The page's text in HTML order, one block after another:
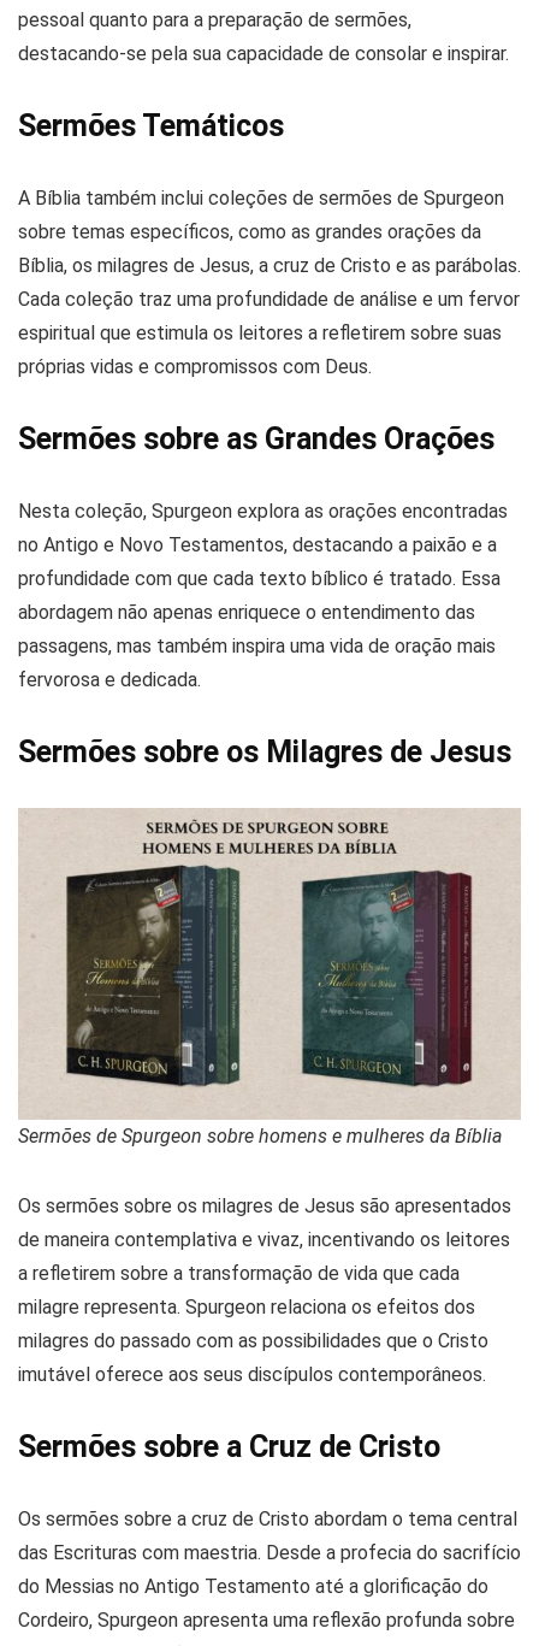
pessoal quanto para a preparação de sermões,
destacando-se pela sua capacidade de consolar e inspirar​​.
Sermões Temáticos
A Bíblia também inclui coleções de sermões de Spurgeon
sobre temas específicos, como as grandes orações da
Bíblia, os milagres de Jesus, a cruz de Cristo e as parábolas.
Cada coleção traz uma profundidade de análise e um fervor
espiritual que estimula os leitores a refletirem sobre suas
próprias vidas e compromissos com Deus.
Sermões sobre as Grandes Orações
Nesta coleção, Spurgeon explora as orações encontradas
no Antigo e Novo Testamentos, destacando a paixão e a
profundidade com que cada texto bíblico é tratado. Essa
abordagem não apenas enriquece o entendimento das
passagens, mas também inspira uma vida de oração mais
fervorosa e dedicada​​.
Sermões sobre os Milagres de Jesus
Sermões de Spurgeon sobre homens e mulheres da Bíblia
Os sermões sobre os milagres de Jesus são apresentados
de maneira contemplativa e vivaz, incentivando os leitores
a refletirem sobre a transformação de vida que cada
milagre representa. Spurgeon relaciona os efeitos dos
milagres do passado com as possibilidades que o Cristo
imutável oferece aos seus discípulos contemporâneos​​.
Sermões sobre a Cruz de Cristo
Os sermões sobre a cruz de Cristo abordam o tema central
das Escrituras com maestria. Desde a profecia do sacrifício
do Messias no Antigo Testamento até a glorificação do
Cordeiro, Spurgeon apresenta uma reflexão profunda sobre